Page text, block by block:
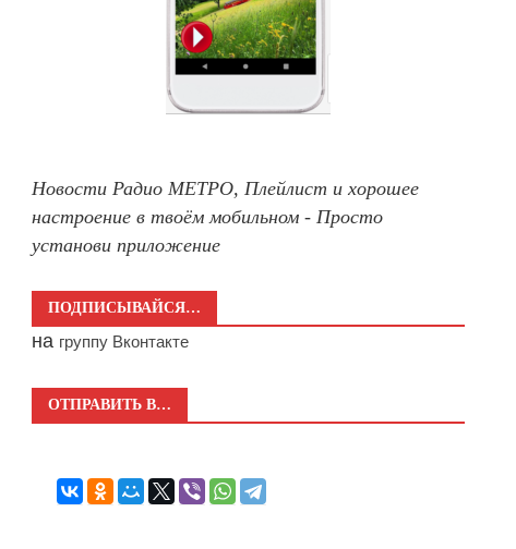
Новости Радио МЕТРО, Плейлист и хорошее
настроение в твоём мобильном - Просто
установи приложение
ПОДПИСЫВАЙСЯ…
на группу Вконтакте
ОТПРАВИТЬ В…